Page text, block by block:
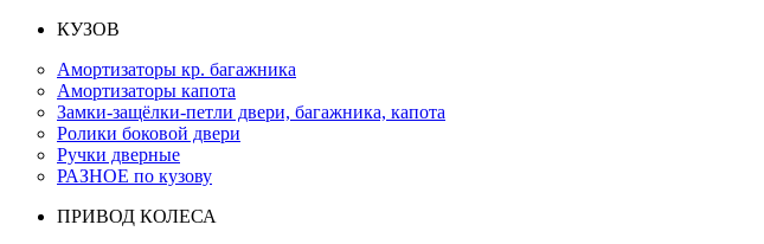
КУЗОВ
Амортизаторы кр. багажника
Амортизаторы капота
Замки-защёлки-петли двери, багажника, капота
Ролики боковой двери
Ручки дверные
РАЗНОЕ по кузову
ПРИВОД КОЛЕСА